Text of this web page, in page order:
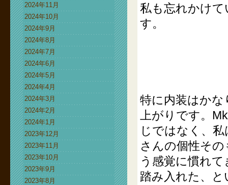
2024年11月
2024年10月
2024年9月
2024年8月
2024年7月
2024年6月
2024年5月
2024年4月
2024年3月
2024年2月
2024年1月
2023年12月
2023年11月
2023年10月
2023年9月
2023年8月
私も忘れかけ
す。
特に内装はか
上がりです。
じではなく、
さんの個性そ
う感覚に慣れ
踏み入れた、